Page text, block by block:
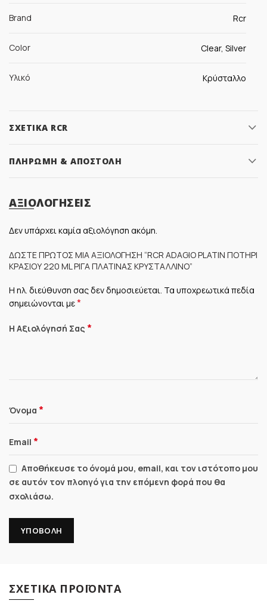
Brand Rcr
Color Clear, Silver
Υλικό Κρύσταλλο
ΣΧΕΤΙΚΆ RCR
ΠΛΗΡΩΜΉ & ΑΠΟΣΤΟΛΉ
ΑΞΙΟΛΟΓΉΣΕΙΣ
Δεν υπάρχει καμία αξιολόγηση ακόμη.
ΔΏΣΤΕ ΠΡΏΤΟΣ ΜΊΑ ΑΞΙΟΛΌΓΗΣΗ “RCR ADAGIO PLATIN ΠΟΤΉΡΙ
ΚΡΑΣΙΟΎ 220 ML ΡΊΓΑ ΠΛΑΤΊΝΑΣ ΚΡΥΣΤΆΛΛΙΝΟ”
Η ηλ. διεύθυνση σας δεν δημοσιεύεται. Τα υποχρεωτικά πεδία
σημειώνονται με*
Η Αξιολόγησή Σας *
Όνομα *
Email *
Αποθήκευσε το όνομά μου, email, και τον ιστότοπο μου
σε αυτόν τον πλοηγό για την επόμενη φορά που θα
σχολιάσω.
ΣΧΕΤΙΚΆ ΠΡΟΪΌΝΤΑ